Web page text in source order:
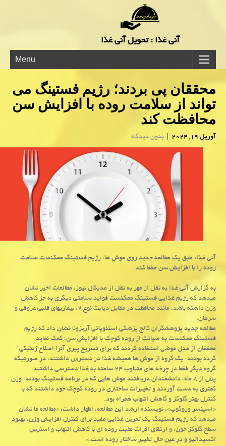
آنی غذا : تحویل آنی غذا
Menu
محققان پی بردند؛ رژیم فستینگ می
تواند از سلامت روده با افزایش سن
محافظت کند
آوریل 19, 2024 | بدون دیدگاه
آنی غذا: طبق یک مطالعه جدید روی موش ها، رژیم فستینگ ممکنست سلامت
روده را با افزایش سن حفظ کند.
به گزارش آنی غذا به نقل از مهر به نقل از مدیکال نیوز، مطالعات اخیر نشان
میدهد که رژیم غذایی فستینگ ممکنست فواید سلامتی دیگری به جز کاهش
وزن داشته باشد، مانند محافظت در مقابل دیابت نوع ۲، بیماریهای قلبی عروقی و
سرطان.
مطالعه جدید پژوهشگران کالج پزشکی استئوپاتی آریزونا نشان داد که رژیم
فستینگ ممکنست به صیانت از روده کوچک با افزایش سن، کمک نماید.
محققان از مدل موشی استفاده کردند که برای تسریع پیری آنرا اصلاح ژنتیکی
کرده بودند. یک گروه از موش ها همیشه غذا در دسترس داشتند، در صورتیکه
گروه دیگر فقط در چرخه های متناوب ۲۴ ساعته به غذا دسترسی داشتند.
پس از ۸ ماه، دانشمندان دریافتند موش هایی که در برنامه فستینگ بودند، وزن
کمتری به دست آوردند و تغییرات ساختاری در روده کوچک خود داشتند که با
کنترل بهتر گلوکز و کاهش التهاب همراه بود.
«اسپنسر وروگوپ»، نویسنده ارشد این مطالعه، اظهار داشت: «مطالعه ما نشان
میدهد که رژیم فستینگ یک تمرین غذایی مفید برای کنترل افزایش وزن، بهبود
سطح گلوکز خون، و ارتقای اثرات مثبت روده ای با کاهش التهاب و استرس
اکسیداتیو و در عین حال تغییر ساختار روده است.»